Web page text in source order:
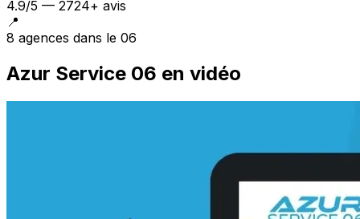
4.9/5 — 2724+ avis
📍
8 agences dans le 06
Azur Service 06 en vidéo